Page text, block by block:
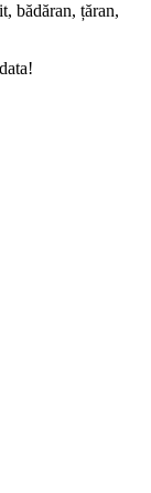
bădăran, țăran,